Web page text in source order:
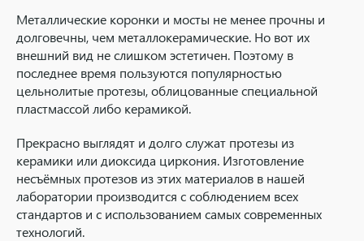
Металлические коронки и мосты не менее прочны и
долговечны, чем металлокерамические. Но вот их
внешний вид не слишком эстетичен. Поэтому в
последнее время пользуются популярностью
цельнолитые протезы, облицованные специальной
пластмассой либо керамикой.
Прекрасно выглядят и долго служат протезы из
керамики или диоксида циркония. Изготовление
несъёмных протезов из этих материалов в нашей
лаборатории производится с соблюдением всех
стандартов и с использованием самых современных
технологий.